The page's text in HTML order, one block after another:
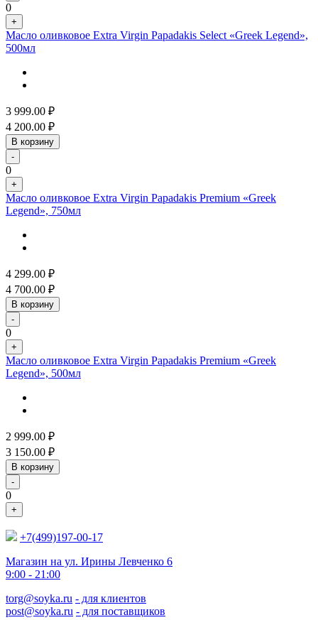
0
+
Масло оливковое Extra Virgin Papadakis Select «Greek Legend»,
500мл
3 999.00 ₽
4 200.00 ₽
В корзину
-
0
+
Масло оливковое Extra Virgin Papadakis Premium «Greek
Legend», 750мл
4 299.00 ₽
4 700.00 ₽
В корзину
-
0
+
Масло оливковое Extra Virgin Papadakis Premium «Greek
Legend», 500мл
2 999.00 ₽
3 150.00 ₽
В корзину
-
0
+
+7(499)197-00-17
Магазин на ул. Ирины Левченко 6
9:00 - 21:00
torg@soyka.ru - для клиентов
post@soyka.ru - для поставщиков